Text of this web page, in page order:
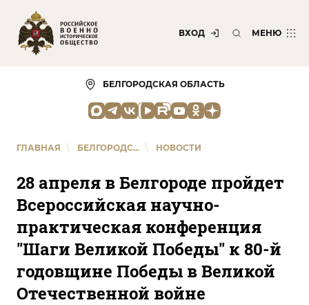
ВХОД МЕНЮ
БЕЛГОРОДСКАЯ ОБЛАСТЬ
ГЛАВНАЯ \ БЕЛГОРОДС... \ НОВОСТИ
28 апреля в Белгороде пройдет
Всероссийская научно-
практическая конференция
"Шаги Великой Победы" к 80-й
годовщине Победы в Великой
Отечественной войне